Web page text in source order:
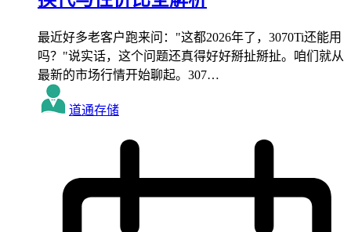
最近好多老客户跑来问："这都2026年了，3070Ti还能用
吗？"说实话，这个问题还真得好好掰扯掰扯。咱们就从
最新的市场行情开始聊起。307…
道通存储